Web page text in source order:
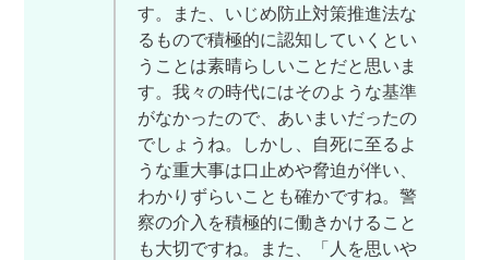
す。また、いじめ防止対策推進法な
るもので積極的に認知していくとい
うことは素晴らしいことだと思いま
す。我々の時代にはそのような基準
がなかったので、あいまいだったの
でしょうね。しかし、自死に至るよ
うな重大事は口止めや脅迫が伴い、
わかりずらいことも確かですね。警
察の介入を積極的に働きかけること
も大切ですね。また、「人を思いや